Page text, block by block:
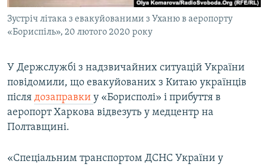
ІНФОГРАФІКА
ДОЛУЧАЙСЯ!
Усі сайти RFE/RL
Зустріч літака з евакуйованими з Уханю в аеропорту
«Бориспіль», 20 лютого 2020 року
У Держслужбі з надзвичайних ситуацій України
повідомили, що евакуйованих з Китаю українців
після дозаправки у «Борисполі» і прибуття в
аеропорт Харкова відвезуть у медцентр на
Полтавщині.
«Спеціальним транспортом ДСНС України у